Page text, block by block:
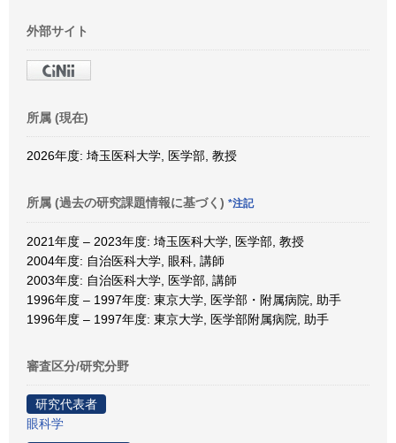
外部サイト
所属 (現在)
2026年度: 埼玉医科大学, 医学部, 教授
所属 (過去の研究課題情報に基づく) *注記
2021年度 – 2023年度: 埼玉医科大学, 医学部, 教授
2004年度: 自治医科大学, 眼科, 講師
2003年度: 自治医科大学, 医学部, 講師
1996年度 – 1997年度: 東京大学, 医学部・附属病院, 助手
1996年度 – 1997年度: 東京大学, 医学部附属病院, 助手
審査区分/研究分野
研究代表者
眼科学